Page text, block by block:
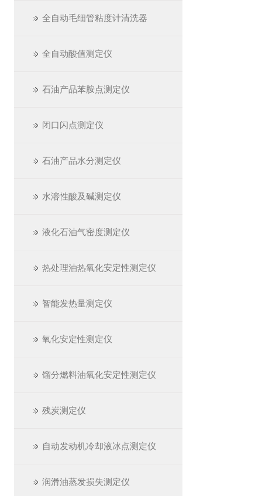
全自动毛细管粘度计清洗器
全自动酸值测定仪
石油产品苯胺点测定仪
闭口闪点测定仪
石油产品水分测定仪
水溶性酸及碱测定仪
液化石油气密度测定仪
热处理油热氧化安定性测定仪
智能发热量测定仪
氧化安定性测定仪
馏分燃料油氧化安定性测定仪
残炭测定仪
自动发动机冷却液冰点测定仪
润滑油蒸发损失测定仪